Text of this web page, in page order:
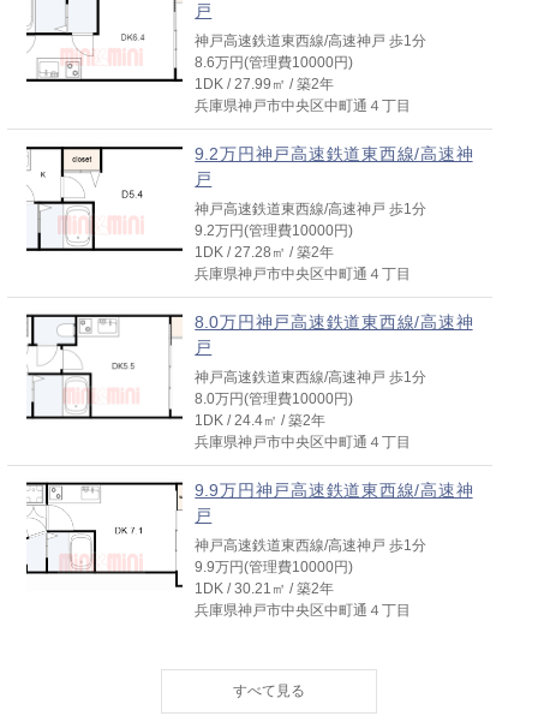
戸
神戸高速鉄道東西線/高速神戸 歩1分
8.6万円(管理費10000円)
1DK / 27.99㎡ / 築2年
兵庫県神戸市中央区中町通４丁目
9.2万円神戸高速鉄道東西線/高速神
戸
神戸高速鉄道東西線/高速神戸 歩1分
9.2万円(管理費10000円)
1DK / 27.28㎡ / 築2年
兵庫県神戸市中央区中町通４丁目
8.0万円神戸高速鉄道東西線/高速神
戸
神戸高速鉄道東西線/高速神戸 歩1分
8.0万円(管理費10000円)
1DK / 24.4㎡ / 築2年
兵庫県神戸市中央区中町通４丁目
9.9万円神戸高速鉄道東西線/高速神
戸
神戸高速鉄道東西線/高速神戸 歩1分
9.9万円(管理費10000円)
1DK / 30.21㎡ / 築2年
兵庫県神戸市中央区中町通４丁目
神戸高速鉄道東西線/高速神戸 歩1分